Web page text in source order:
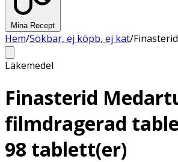
Mina Recept
Hem/Sökbar, ej köpb, ej kat/
Läkemedel
Finasterid
filmdragerad
98 tablett(er)